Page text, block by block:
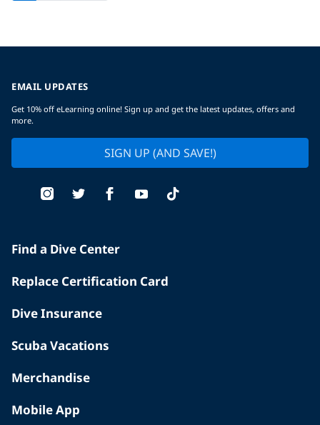
EMAIL UPDATES
Get 10% off eLearning online! Sign up and get the latest updates, offers and
more.
SIGN UP (AND SAVE!)
Find a Dive Center
Replace Certification Card
Dive Insurance
Scuba Vacations
Merchandise
Mobile App